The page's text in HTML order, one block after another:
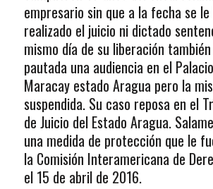
empresario sin que a la fecha se le
realizado el juicio ni dictado
mismo día de su liberación
pautada una audiencia en el
Maracay estado Aragua pero la
suspendida. Su caso reposa en el
de Juicio del Estado Aragua.
una medida de protección que le
la Comisión Interamericana de
el 15 de abril de 2016.